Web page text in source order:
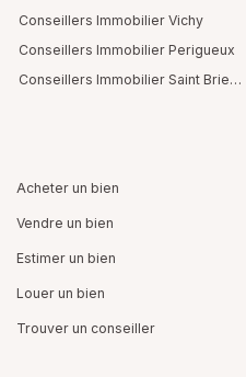
Conseillers Immobilier Vichy
Conseillers Immobilier Perigueux
Conseillers Immobilier Saint Brieuc
Acheter un bien
Vendre un bien
Estimer un bien
Louer un bien
Trouver un conseiller